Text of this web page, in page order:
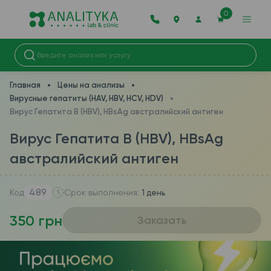
0
Главная
Цены на анализы
Вирусные гепатиты (HAV, HBV, HCV, HDV)
Вирус Гепатита B (HBV), HBsAg австралийский антиген
Вирус Гепатита B (HBV), HBsAg
австралийский антиген
Код 489 Срок выполнения: 1 день
350 грн Заказать